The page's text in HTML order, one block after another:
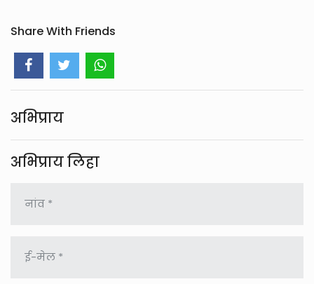
Share With Friends
अभिप्राय
अभिप्राय लिहा